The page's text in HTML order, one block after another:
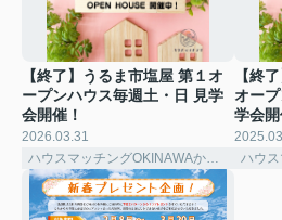
【終了】うるま市塩屋 第１オ
ープンハウス毎週土・日 見学
会開催！
2026.03.31
【終
オー
学会開